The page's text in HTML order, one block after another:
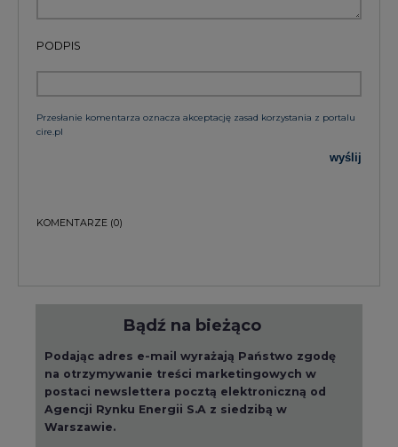
Przesłanie komentarza oznacza akceptację zasad korzystania z portalu
Podając adres e-mail wyrażają Państwo zgodę
na otrzymywanie treści marketingowych w
postaci newslettera pocztą elektroniczną od
Agencji Rynku Energii S.A z siedzibą w
Warszawie.
ZAPISZ SIĘ DO NEWSLETTERA